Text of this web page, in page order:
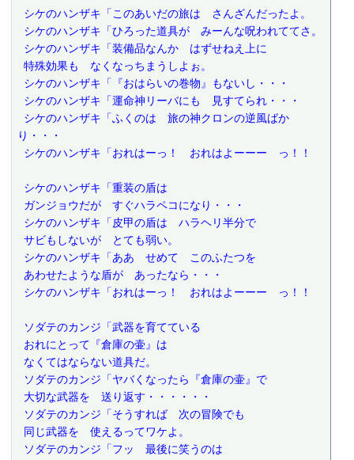
シケのハンザキ「このあいだの旅は　さんざんだったよ。
シケのハンザキ「ひろった道具が　みーんな呪われててさ。
シケのハンザキ「装備品なんか　はずせねえ上に
特殊効果も　なくなっちまうしよぉ。
シケのハンザキ「『おはらいの巻物』もないし・・・
シケのハンザキ「運命神リーバにも　見すてられ・・・
り・・・
シケのハンザキ「おれはーっ！　おれはよーーー　っ！！
シケのハンザキ「重装の盾は
ガンジョウだが　すぐハラペコになり・・・
シケのハンザキ「皮甲の盾は　ハラヘリ半分で
サビもしないが　とても弱い。
シケのハンザキ「ああ　せめて　このふたつを
あわせたような盾が　あったなら・・・
シケのハンザキ「おれはーっ！　おれはよーーー　っ！！
ソダテのカンジ「武器を育てている
おれにとって『倉庫の壷』は
なくてはならない道具だ。
ソダテのカンジ「ヤバくなったら『倉庫の壷』で
大切な武器を　送り返す・・・・・・
ソダテのカンジ「そうすれば　次の冒険でも
同じ武器を　使えるってワケよ。
ソダテのカンジ「フッ　最後に笑うのは